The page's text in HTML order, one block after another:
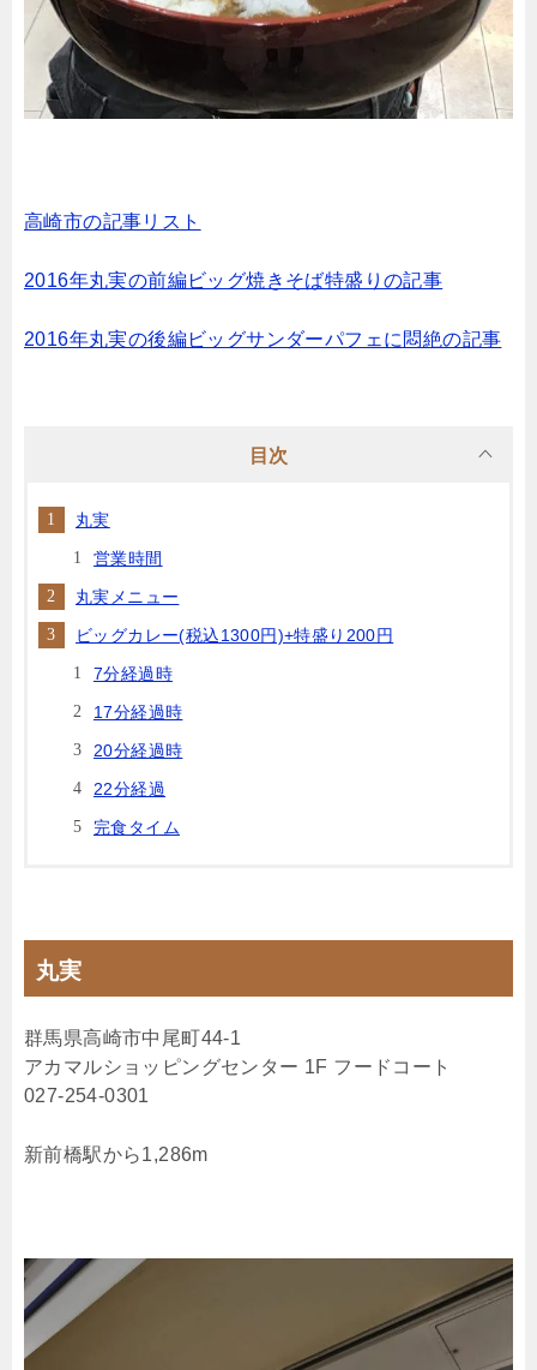
高崎市の記事リスト
2016年丸実の前編ビッグ焼きそば特盛りの記事
2016年丸実の後編ビッグサンダーパフェに悶絶の記事
目次
丸実
営業時間
丸実メニュー
ビッグカレー(税込1300円)+特盛り200円
7分経過時
17分経過時
20分経過時
22分経過
完食タイム
丸実
群馬県高崎市中尾町44-1
アカマルショッピングセンター 1F フードコート
027-254-0301
新前橋駅から1,286m